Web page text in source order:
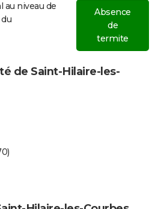
au niveau de
Absence
de
termite
de Saint-Hilaire-les-